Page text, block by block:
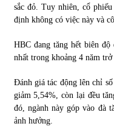
sắc đỏ. Tuy nhiên, cổ
định không có việc này và
HBC đang tăng hết biên
nhất trong khoảng 4 năm
Đánh giá tác động lên chỉ
giảm 5,54%, còn lại đều
đó, ngành này góp vào đà
ảnh hưởng.